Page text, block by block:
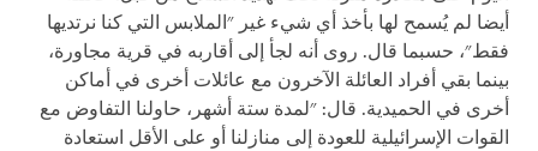
أيضا لم يُسمح لها بأخذ أي شيء غير "الملابس التي كنا نرتديها
فقط"، حسبما قال. روى أنه لجأ إلى أقاربه في قرية مجاورة،
بينما بقي أفراد العائلة الآخرون مع عائلات أخرى في أماكن
أخرى في الحميدية. قال: "لمدة ستة أشهر، حاولنا التفاوض مع
القوات الإسرائيلية للعودة إلى منازلنا أو على الأقل استعادة